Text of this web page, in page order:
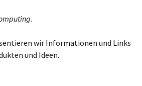
.
wir Informationen und Links
und Ideen.